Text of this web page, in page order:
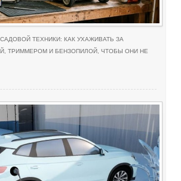
ТЕХНИКИ: КАК УХАЖИВАТЬ ЗА
ТРИММЕРОМ И БЕНЗОПИЛОЙ, ЧТОБЫ ОНИ НЕ